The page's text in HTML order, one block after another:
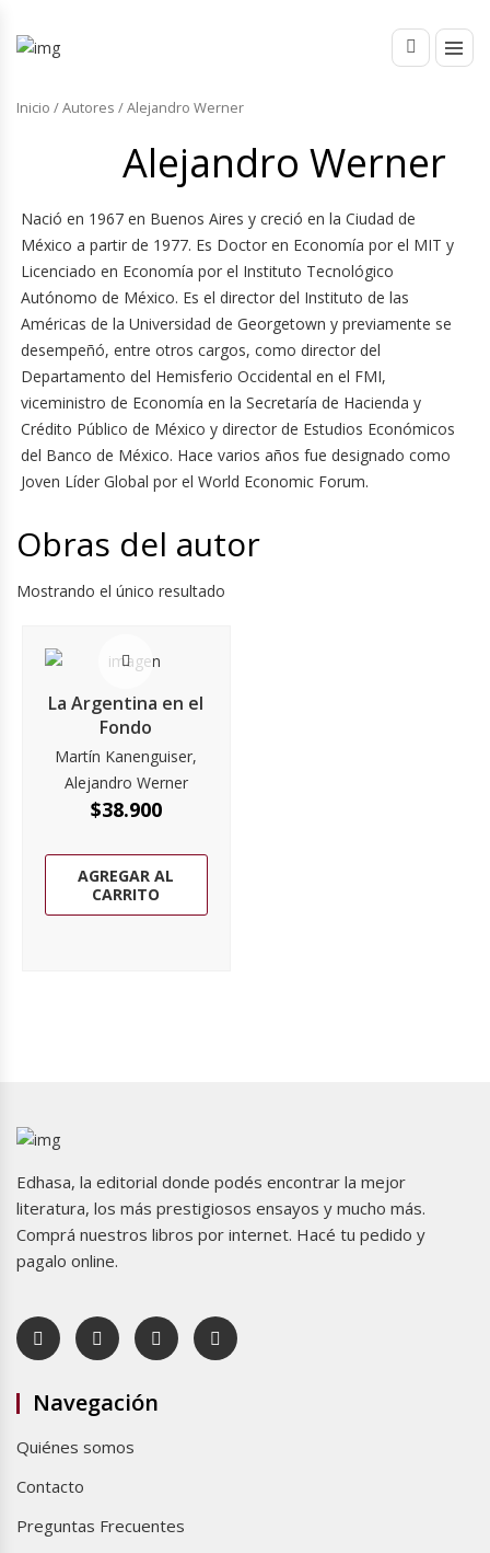
Inicio / Autores / Alejandro Werner
Alejandro Werner
Nació en 1967 en Buenos Aires y creció en la Ciudad de
México a partir de 1977. Es Doctor en Economía por el MIT y
Licenciado en Economía por el Instituto Tecnológico
Autónomo de México. Es el director del Instituto de las
Américas de la Universidad de Georgetown y previamente se
desempeñó, entre otros cargos, como director del
Departamento del Hemisferio Occidental en el FMI,
viceministro de Economía en la Secretaría de Hacienda y
Crédito Público de México y director de Estudios Económicos
del Banco de México. Hace varios años fue designado como
Joven Líder Global por el World Economic Forum.
Obras del autor
Mostrando el único resultado
La Argentina en el
Fondo
Martín Kanenguiser,
Alejandro Werner
$38.900
AGREGAR AL
CARRITO
Edhasa, la editorial donde podés encontrar la mejor
literatura, los más prestigiosos ensayos y mucho más.
Comprá nuestros libros por internet. Hacé tu pedido y
pagalo online.
Navegación
Quiénes somos
Contacto
Preguntas Frecuentes